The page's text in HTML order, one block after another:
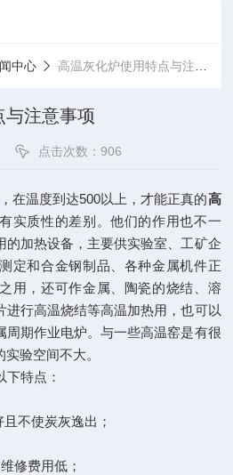
中心 高温灰化炉使用特点与注意事项
与注意事项
点击次数：906
在温度到达500以上，才能正真的高
实质性的差别。他们的作用也不一
的加热设备，主要供实验室、工矿企
定和合金钢制品、各种金属机件正
用，还可作金属、陶瓷的烧结、溶
进行高温烧结等高温加热用，也可以
周期作业电炉。与一些高温窑是有很
验空间不大。
下特点：
不使炭灰逸出；
修费用低；